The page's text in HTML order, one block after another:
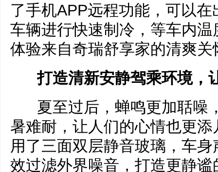
了手机APP远程功能，可以
车辆进行快速制冷，等车内
体验来自奇瑞舒享家的清爽
打造清新安静驾乘环境，
夏至过后，蝉鸣更加聒噪
暑难耐，让人们的心情也更
用了三面双层静音玻璃，车
效过滤外界噪音，打造更静